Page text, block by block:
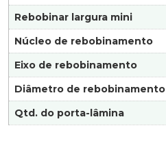
Rebobinar largura mini
Núcleo de rebobinamento
Eixo de rebobinamento
Diâmetro de rebobinamento
Qtd. do porta-lâmina